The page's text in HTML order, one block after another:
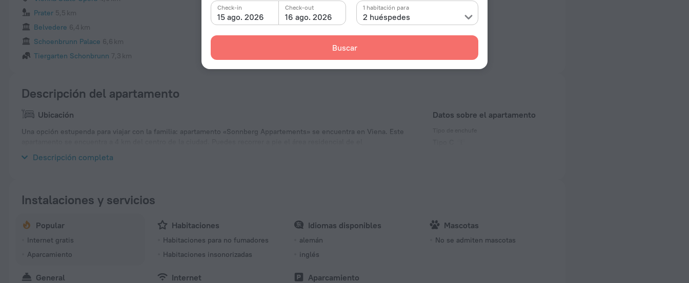
15 ago. 2026
Check-in
16 ago. 2026
Check-out
2 huéspedes
1 habitación para
Buscar
Prater 5,5 km
Belvedere 6,4 km
Schoenbrunn Palace 6,6 km
Tiergarten Schonbrunn 7,3 km
Descripción del apartamento
Ubicación
Una opción estupenda para viajar con la familia: apartamento «Sonnberg Appartements» se encuentra en Viena. Este
Descripción completa
Datos sobre el apartamento
2 habitaciones
Instalaciones y servicios
Popular
Internet gratis
Aparcamiento
General
Habitaciones
Habitaciones para no fumadores
Habitaciones insonorizadas
Internet
Idiomas disponibles
alemán
inglés
Aparcamiento
Mascotas
No se admiten mascotas